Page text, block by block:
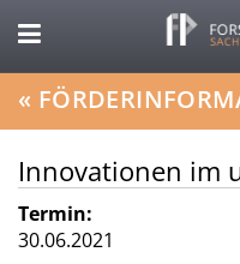
«
Innovationen im
Termin:
30.06.2021